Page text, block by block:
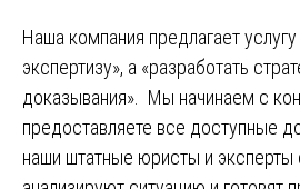
Наша компания предлагает
экспертизу», а «разработать
доказывания». Мы начинаем с
предоставляете все доступные
наши штатные юристы и эксперты